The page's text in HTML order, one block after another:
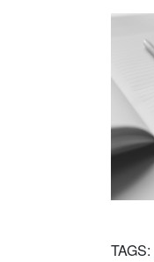
TAGS: